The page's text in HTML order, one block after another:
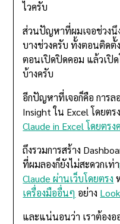
ไวครับ
ส่วนปัญหาที่ผมเจอช่วงนึ
บางช่วงครับ ทั้งตอนติด
ตอนเปิดปิดคอม แล้วเปิ
บ้างครับ
อีกปัญหาที่เจอก็คือ การล
Insight ใน Excel โดยต
Claude in Excel โดยตรง
ถึงรวมการสร้าง
ที่ผมลองก็ยังไม่สะดวกเท่า
Claude ผ่านเว็บโดยตรง
เครื่องมืออื่นๆ อย่าง
และแน่นอนว่า เราต้อง